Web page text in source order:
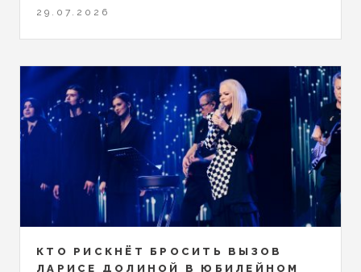
29.07.2026
КТО РИСКНЁТ БРОСИТЬ ВЫЗОВ
ЛАРИСЕ ДОЛИНОЙ В ЮБИЛЕЙНОМ